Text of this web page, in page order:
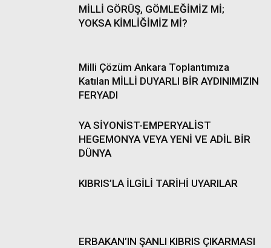
MİLLİ GÖRÜŞ, GÖMLEĞİMİZ Mİ;
YOKSA KİMLİĞİMİZ Mİ?
Milli Çözüm Ankara Toplantımıza
Katılan MİLLİ DUYARLI BİR AYDINIMIZIN
FERYADI
YA SİYONİST-EMPERYALİST
HEGEMONYA VEYA YENİ VE ADİL BİR
DÜNYA
KIBRIS’LA İLGİLİ TARİHİ UYARILAR
ERBAKAN’IN ŞANLI KIBRIS ÇIKARMASI